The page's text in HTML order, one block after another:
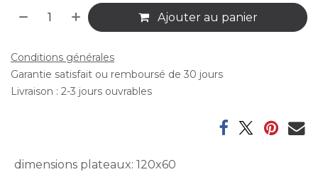
Ajouter au panier
Conditions générales
Garantie satisfait ou remboursé de 30 jours
Livraison : 2-3 jours ouvrables
dimensions plateaux: 120x60